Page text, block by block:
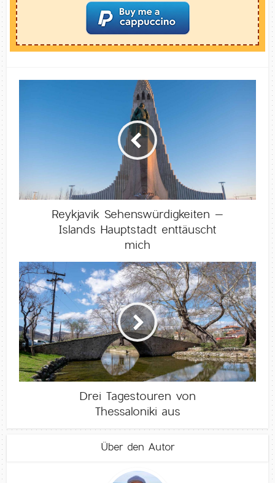
Reykjavik Sehenswürdigkeiten –
Islands Hauptstadt enttäuscht
mich
Drei Tagestouren von
Thessaloniki aus
Über den Autor